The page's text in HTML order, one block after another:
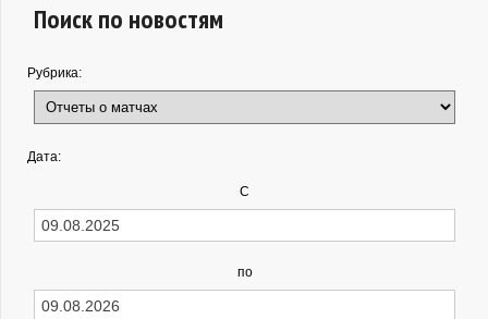
Поиск по новостям
Рубрика:
Дата:
С
по